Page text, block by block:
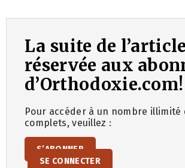
La suite de
réservée aux
d’Orthodoxie.com!
Pour accéder à un nombre illimité
complets, veuillez :
S’ABONNER
SE CONNECTER